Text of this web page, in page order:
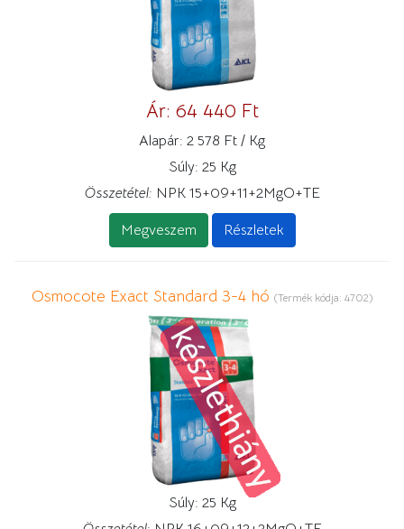
Ár: 64 440 Ft
Alapár: 2 578 Ft / Kg
Súly: 25 Kg
Összetétel: NPK 15+09+11+2MgO+TE
Megveszem Részletek
Osmocote Exact Standard 3-4 hó (Termék kódja: 4702)
Súly: 25 Kg